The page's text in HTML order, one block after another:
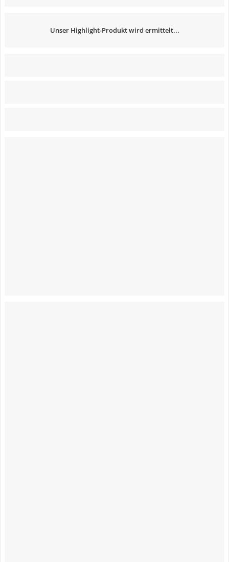
Unser Highlight-Produkt wird ermittelt...